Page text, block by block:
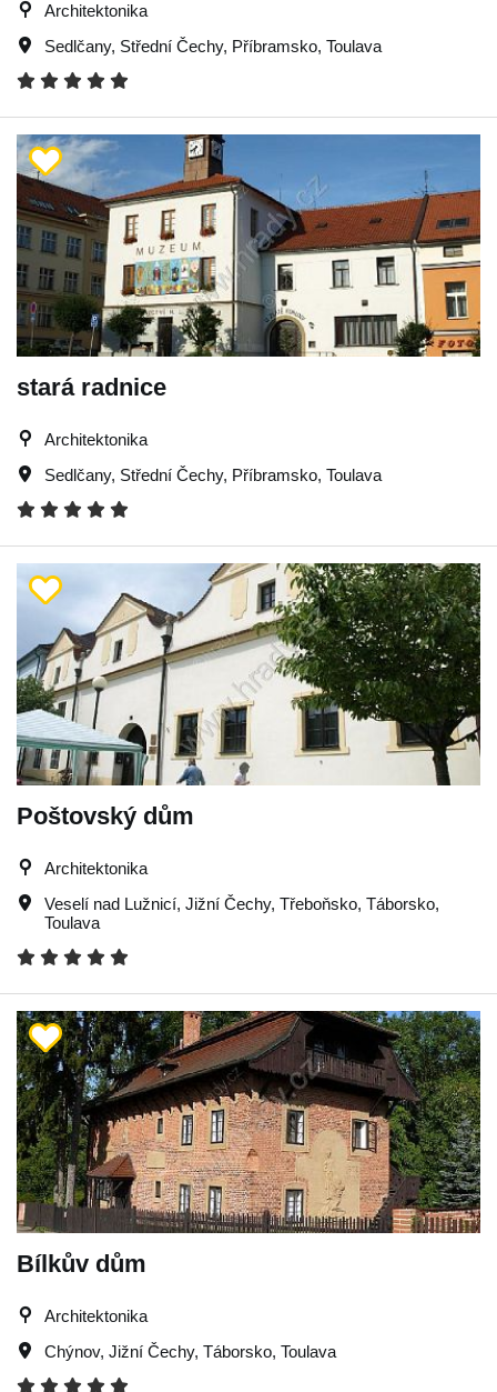
Architektonika
Sedlčany, Střední Čechy, Příbramsko, Toulava
stará radnice
Architektonika
Sedlčany, Střední Čechy, Příbramsko, Toulava
Poštovský dům
Architektonika
Veselí nad Lužnicí, Jižní Čechy, Třeboňsko, Táborsko,
Toulava
Bílkův dům
Architektonika
Chýnov, Jižní Čechy, Táborsko, Toulava